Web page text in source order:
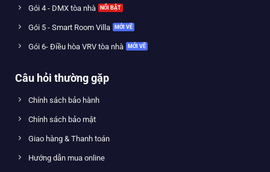
Gói 4 - DMX tòa nhà
Gói 5 - Smart Room Villa
Gói 6- Điều hòa VRV tòa nhà
Câu hỏi thường gặp
Chính sách bảo hành
Chính sách bảo mật
Giao hàng & Thanh toán
Hướng dẫn mua online